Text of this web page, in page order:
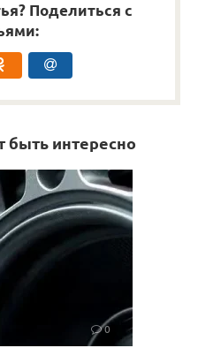
Поделиться с
интересно
0